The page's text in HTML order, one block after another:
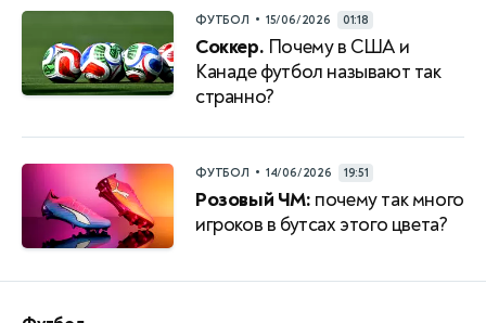
ФУТБОЛ • 15/06/2026 01:18
Соккер. Почему в США и
Канаде футбол называют так
странно?
ФУТБОЛ • 14/06/2026 19:51
Розовый ЧМ: почему так много
игроков в бутсах этого цвета?